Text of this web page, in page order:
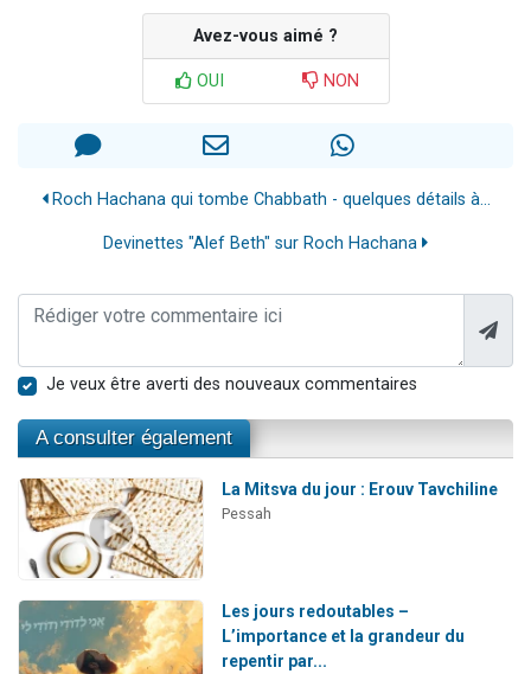
Avez-vous aimé ?
OUI NON
Roch Hachana qui tombe Chabbath - quelques détails à...
Devinettes "Alef Beth" sur Roch Hachana
Je veux être averti des nouveaux commentaires
A consulter également
La Mitsva du jour : Erouv Tavchiline
Pessah
Les jours redoutables –
L’importance et la grandeur du
repentir par...